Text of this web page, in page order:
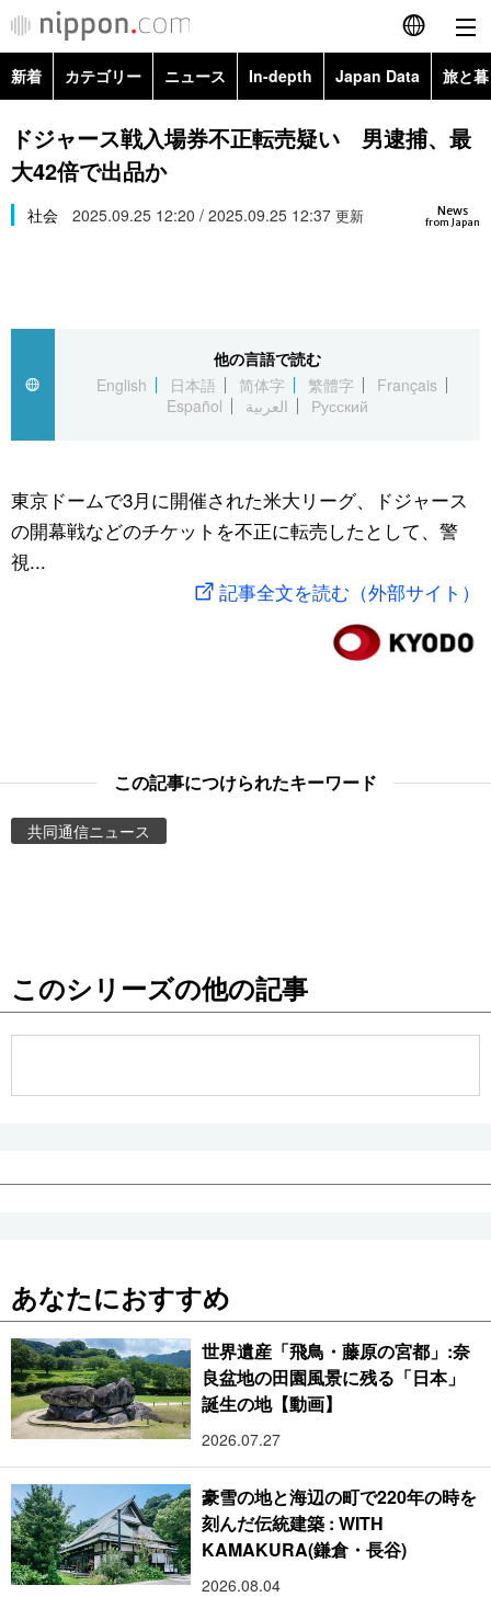
English
简体字
Русский
カテゴリー
経済・ビジネス
国際
文化
トップ
アーカイブ
In-depth
Japan Data
動画/Live
People
新着 カテゴリー ニュース In-depth Japan Data 旅と
政治・外交
経済・ビジネス
スポーツ・東京2020
Topics
ドジャース戦入場券不正転売疑い 男逮捕、最
大42倍で出品か
News
from Japan
社会 2025.09.25 12:20 / 2025.09.25 12:37 更新
他の言語で読む
English
日本語 简体字 繁體字
Français
Español
العربية Русский
東京ドームで3月に開催された米大リーグ、ドジャース
の開幕戦などのチケットを不正に転売したとして、警
視...
記事全文を読む（外部サイト）
この記事につけられたキーワード
共同通信ニュース
このシリーズの他の記事
あなたにおすすめ
世界遺産「飛鳥・藤原の宮都」:奈
良盆地の田園風景に残る「日本」
誕生の地【動画】
2026.07.27
豪雪の地と海辺の町で220年の時を
刻んだ伝統建築 : WITH
KAMAKURA(鎌倉・長谷)
2026.08.04